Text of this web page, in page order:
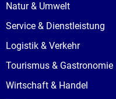
Natur & Umwelt
Service & Dienstleistung
Logistik & Verkehr
Tourismus & Gastronomie
Wirtschaft & Handel